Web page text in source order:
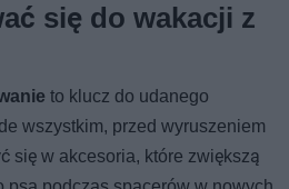
się do wakacji z
to klucz do udanego
wszystkim, przed wyruszeniem
się w akcesoria, które zwiększą